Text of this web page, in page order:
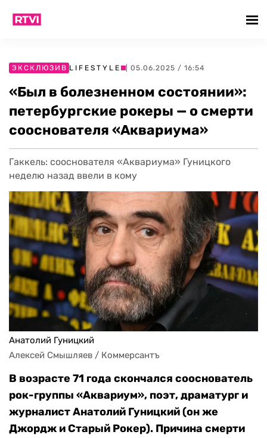
ЭКСКЛЮЗИВ LIFESTYLE | 05.06.2025 / 16:54
«Был в болезненном состоянии»:
петербургские рокеры — о смерти
сооснователя «Аквариума»
Гаккель: сооснователя «Аквариума» Гуницкого
неделю назад ввели в кому
Анатолий Гуницкий
Алексей Смышляев / Коммерсантъ
В возрасте 71 года скончался сооснователь
рок-группы «Аквариум», поэт, драматург и
журналист Анатолий Гуницкий (он же
Джордж и Старый Рокер). Причина смерти